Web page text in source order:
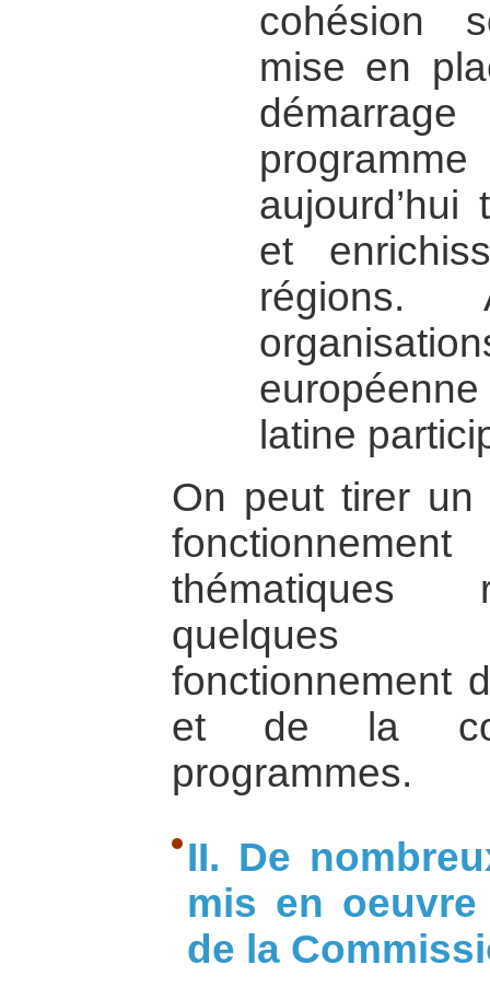
cohésion
mise en
et
régions.
latine
On peut tirer un
thématiques
quelques
fonctionnement
et de la
programmes.
II. De
mis en
de la